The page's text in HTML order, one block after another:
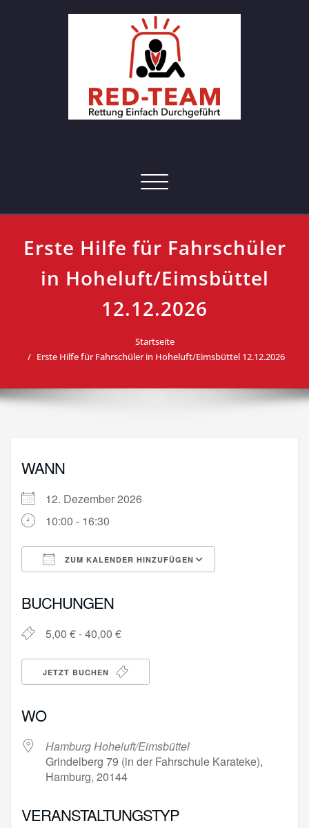
Hamburg
Toggle navigation
Erste Hilfe für Fahrschüler
in Hoheluft/Eimsbüttel
12.12.2026
Startseite
Erste Hilfe für Fahrschüler in Hoheluft/Eimsbüttel 12.12.2026
WANN
12. Dezember 2026
10:00 - 16:30
ZUM KALENDER HINZUFÜGEN
BUCHUNGEN
5,00 € - 40,00 €
JETZT BUCHEN
WO
Hamburg Hoheluft/Eimsbüttel
Grindelberg 79 (in der Fahrschule Karateke),
Hamburg, 20144
VERANSTALTUNGSTYP